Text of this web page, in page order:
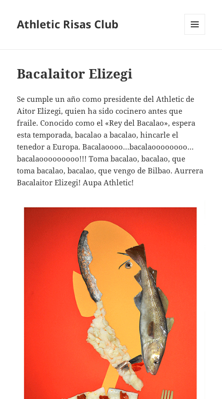
Athletic Risas Club
Bacalaitor Elizegi
Se cumple un año como presidente del Athletic de
Aitor Elizegi, quien ha sido cocinero antes que
fraile. Conocido como el «Rey del Bacalao», espera
esta temporada, bacalao a bacalao, hincarle el
tenedor a Europa. Bacalaoooo…bacalaoooooooo…
bacalaooooooooo!!! Toma bacalao, bacalao, que
toma bacalao, bacalao, que vengo de Bilbao. Aurrera
Bacalaitor Elizegi! Aupa Athletic!